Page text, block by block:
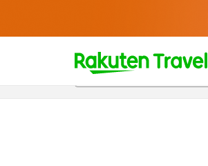
t
p
개요객실 & 숙박 상품이용 후기